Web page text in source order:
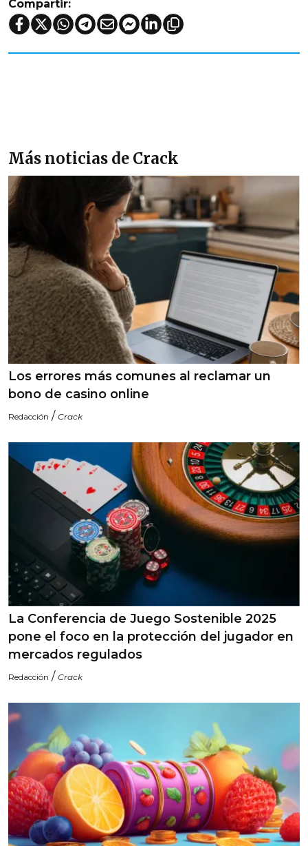
Compartir:
Más noticias de Crack
Los errores más comunes al reclamar un
bono de casino online
Redacción / Crack
La Conferencia de Juego Sostenible 2025
pone el foco en la protección del jugador en
mercados regulados
Redacción / Crack